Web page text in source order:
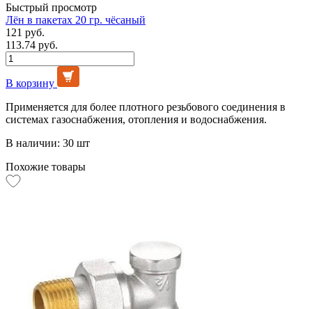
Быстрый просмотр
Лён в пакетах 20 гр. чёсаный
121 руб.
113.74 руб.
В корзину
Применяется для более плотного резьбового соединения в
системах газоснабжения, отопления и водоснабжения.
В наличии: 30 шт
Похожие товары